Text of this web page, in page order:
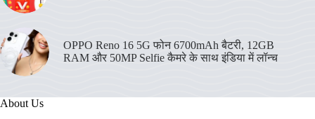
OPPO Reno 16 5G फोन 6700mAh बैटरी, 12GB
RAM और 50MP Selfie कैमरे के साथ इंडिया में लॉन्च
About Us